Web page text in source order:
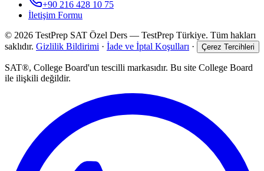
+90 216 428 10 75
İletişim Formu
© 2026 TestPrep SAT Özel Ders — TestPrep Türkiye. Tüm hakları
saklıdır. Gizlilik Bildirimi · İade ve İptal Koşulları · Çerez Tercihleri
SAT®, College Board'un tescilli markasıdır. Bu site College Board
ile ilişkili değildir.